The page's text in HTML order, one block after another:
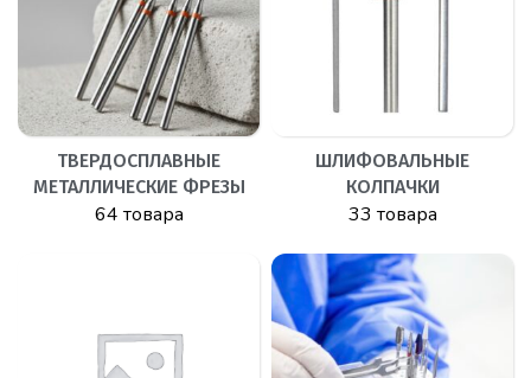
ТВЕРДОСПЛАВНЫЕ
МЕТАЛЛИЧЕСКИЕ ФРЕЗЫ
64 товара
ШЛИФОВАЛЬНЫЕ
КОЛПАЧКИ
33 товара